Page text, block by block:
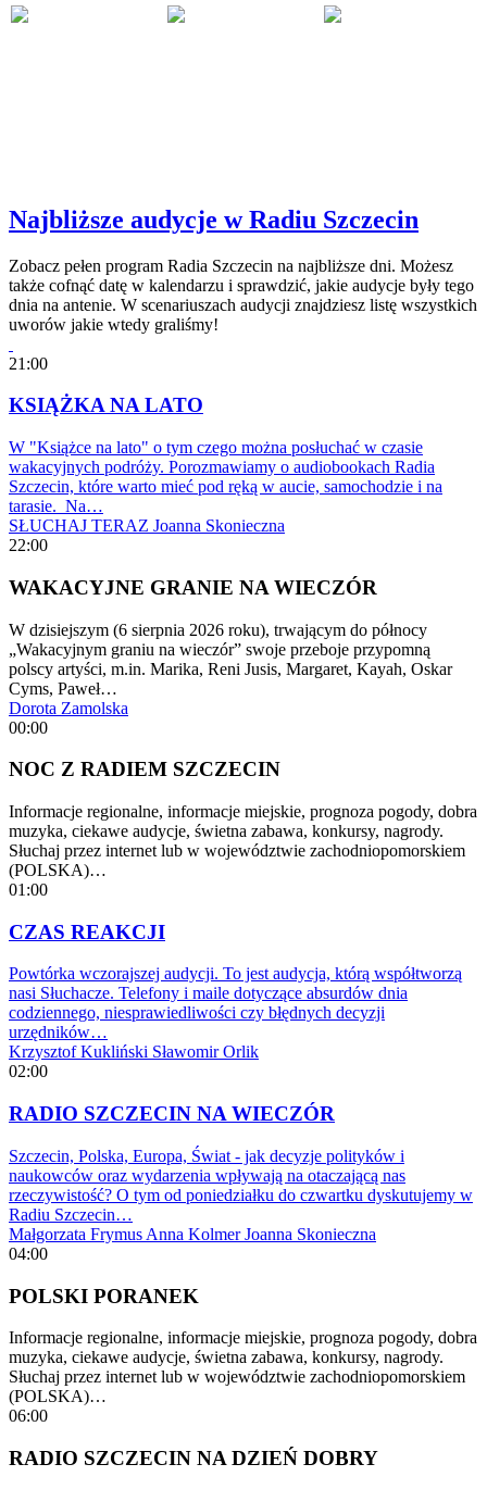
Najbliższe audycje w Radiu Szczecin
Zobacz pełen program Radia Szczecin na najbliższe dni. Możesz
także cofnąć datę w kalendarzu i sprawdzić, jakie audycje były tego
dnia na antenie. W scenariuszach audycji znajdziesz listę wszystkich
uworów jakie wtedy graliśmy!
21:00
KSIĄŻKA NA LATO
W "Książce na lato" o tym czego można posłuchać w czasie
wakacyjnych podróży. Porozmawiamy o audiobookach Radia
Szczecin, które warto mieć pod ręką w aucie, samochodzie i na
tarasie. Na…
SŁUCHAJ TERAZ Joanna Skonieczna
22:00
WAKACYJNE GRANIE NA WIECZÓR
W dzisiejszym (6 sierpnia 2026 roku), trwającym do północy
„Wakacyjnym graniu na wieczór” swoje przeboje przypomną
polscy artyści, m.in. Marika, Reni Jusis, Margaret, Kayah, Oskar
Cyms, Paweł…
Dorota Zamolska
00:00
NOC Z RADIEM SZCZECIN
Informacje regionalne, informacje miejskie, prognoza pogody, dobra
muzyka, ciekawe audycje, świetna zabawa, konkursy, nagrody.
Słuchaj przez internet lub w województwie zachodniopomorskiem
(POLSKA)…
01:00
CZAS REAKCJI
Powtórka wczorajszej audycji. To jest audycja, którą współtworzą
nasi Słuchacze. Telefony i maile dotyczące absurdów dnia
codziennego, niesprawiedliwości czy błędnych decyzji
urzędników…
Krzysztof Kukliński Sławomir Orlik
02:00
RADIO SZCZECIN NA WIECZÓR
Szczecin, Polska, Europa, Świat - jak decyzje polityków i
naukowców oraz wydarzenia wpływają na otaczającą nas
rzeczywistość? O tym od poniedziałku do czwartku dyskutujemy w
Radiu Szczecin…
Małgorzata Frymus Anna Kolmer Joanna Skonieczna
04:00
POLSKI PORANEK
Informacje regionalne, informacje miejskie, prognoza pogody, dobra
muzyka, ciekawe audycje, świetna zabawa, konkursy, nagrody.
Słuchaj przez internet lub w województwie zachodniopomorskiem
(POLSKA)…
06:00
RADIO SZCZECIN NA DZIEŃ DOBRY